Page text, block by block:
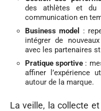
des athlètes et du
communication en
Business model
:
intégrer de
avec les partenaires
Pratique sportive :
affiner l’expérience
autour de la marque.
La veille, la collecte